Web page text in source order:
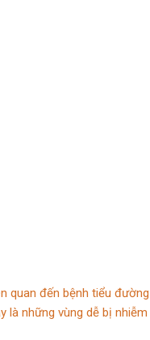
quan đến bệnh tiểu
những vùng dễ bị nhiễm